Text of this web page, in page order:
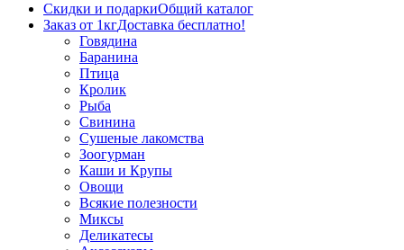
Скидки и подаркиОбщий каталог
Заказ от 1кгДоставка бесплатно!
Говядина
Баранина
Птица
Кролик
Рыба
Свинина
Сушеные лакомства
Зоогурман
Каши и Крупы
Овощи
Всякие полезности
Миксы
Деликатесы